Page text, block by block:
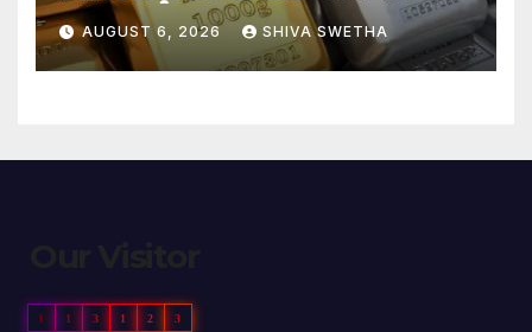
900 పెరిగిన తులం రేటు…
AUGUST 6, 2026 SHIVA SWETHA
1 1 3 1 2 3